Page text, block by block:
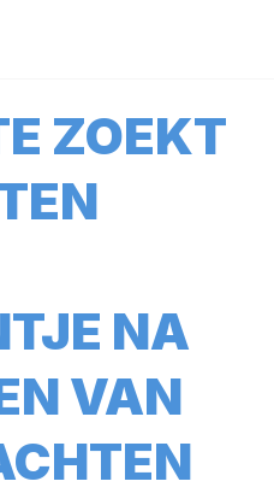
ZOEKT
NA
VAN